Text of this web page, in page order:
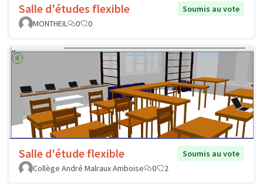
Salle d'études flexible
Soumis au vote
MONTHEIL
0 0
Salle d'étude flexible
Soumis au vote
Collège André Malraux Amboise
0 2